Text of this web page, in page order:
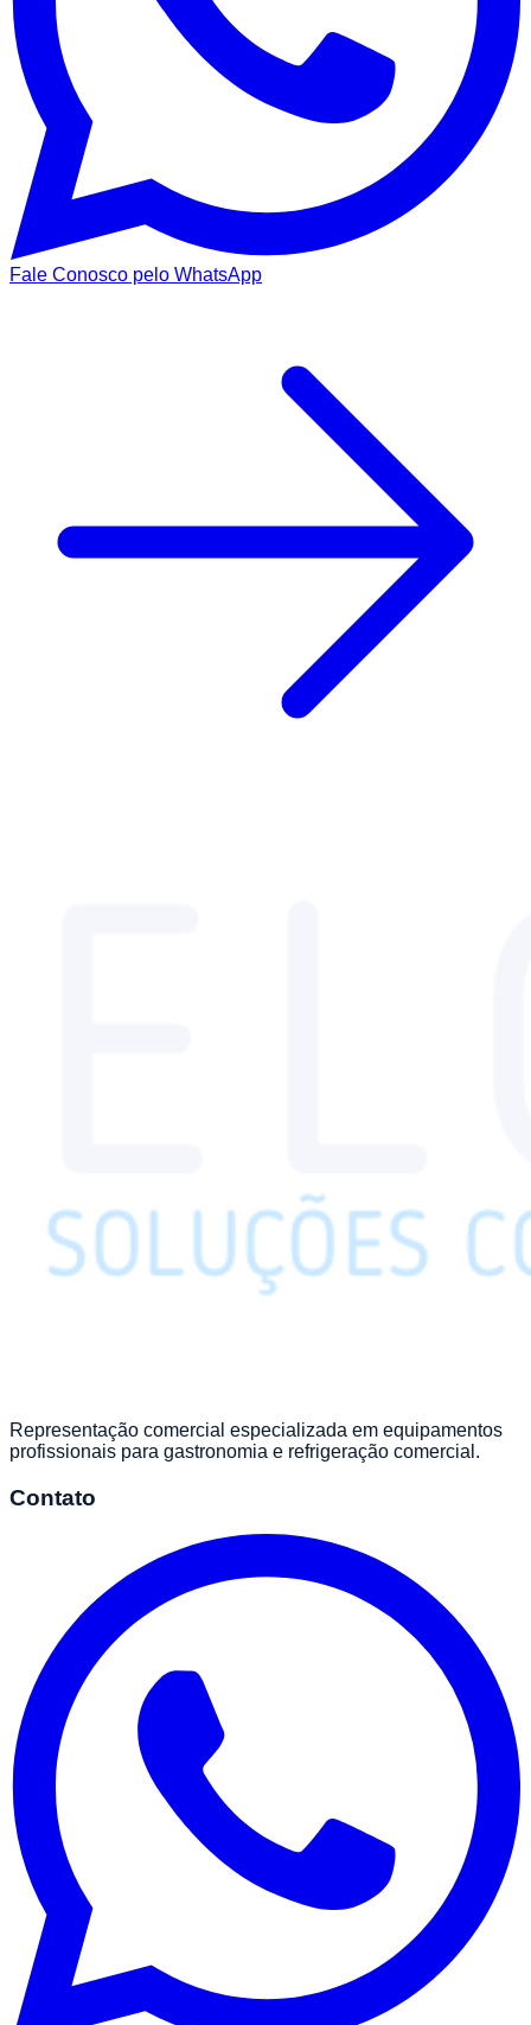
Fale Conosco pelo WhatsApp
Representação comercial especializada em equipamentos
profissionais para gastronomia e refrigeração comercial.
Contato